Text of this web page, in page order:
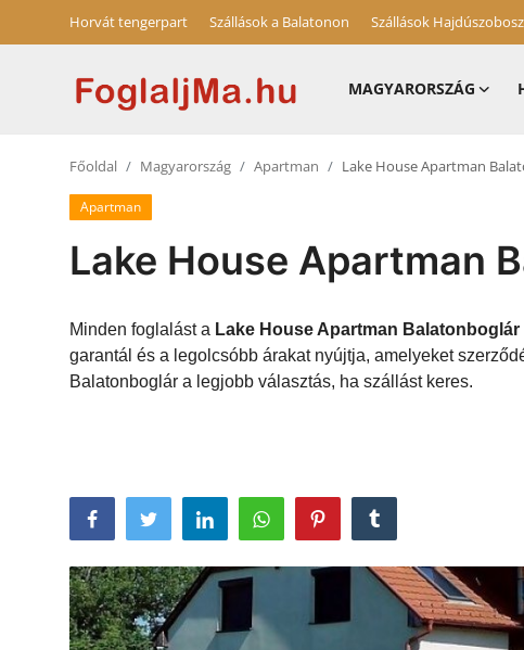
Horvát tengerpart Szállások a Balatonon Szállások
MAGYARORSZÁG
Szállások a Balatonon
Szállások Hajdúszoboszlón
Főoldal Magyarország Apartman Lake House Apartman
Apartman
Lake House Apartman
Minden foglalást a Lake House Apartman Balatonboglár
garantál és a legolcsóbb árakat nyújtja, amelyeket
Balatonboglár a legjobb választás, ha szállást keres.